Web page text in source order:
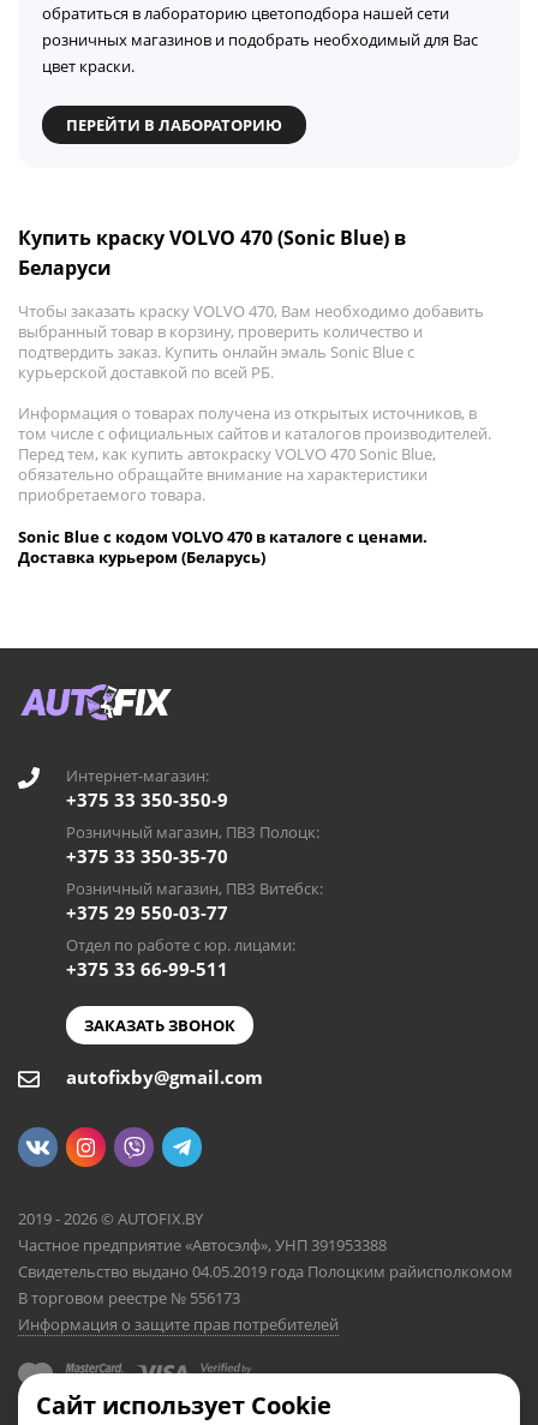
обратиться в лабораторию цветоподбора нашей сети
розничных магазинов и подобрать необходимый для Вас
цвет краски.
ПЕРЕЙТИ В ЛАБОРАТОРИЮ
Купить краску VOLVO 470 (Sonic Blue) в
Беларуси
Чтобы заказать краску VOLVO 470, Вам необходимо добавить
выбранный товар в корзину, проверить количество и
подтвердить заказ. Купить онлайн эмаль Sonic Blue с
курьерской доставкой по всей РБ.
Информация о товарах получена из открытых источников, в
том числе с официальных сайтов и каталогов производителей.
Перед тем, как купить автокраску VOLVO 470 Sonic Blue,
обязательно обращайте внимание на характеристики
приобретаемого товара.
Sonic Blue с кодом VOLVO 470 в каталоге с ценами.
Доставка курьером (Беларусь)
Интернет-магазин:
+375 33 350-350-9
Розничный магазин, ПВЗ Полоцк:
+375 33 350-35-70
Розничный магазин, ПВЗ Витебск:
+375 29 550-03-77
Отдел по работе с юр. лицами:
+375 33 66-99-511
ЗАКАЗАТЬ ЗВОНОК
autofixby@gmail.com
2019 - 2026 © AUTOFIX.BY
Частное предприятие «Автосэлф», УНП 391953388
Свидетельство выдано 04.05.2019 года Полоцким райисполкомом
В торговом реестре № 556173
Информация о защите прав потребителей
Сайт использует Cookie